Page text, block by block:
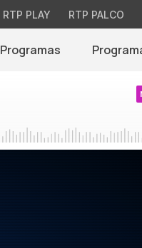
RTP PLAY RTP PALCO
Programas